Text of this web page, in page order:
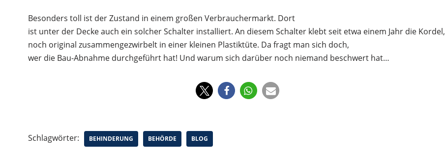
Besonders toll ist der Zustand in einem großen Verbrauchermarkt. Dort
ist unter der Decke auch ein solcher Schalter installiert. An diesem Schalter klebt seit etwa einem Jahr die Kordel,
noch original zusammengezwirbelt in einer kleinen Plastiktüte. Da fragt man sich doch,
wer die Bau-Abnahme durchgeführt hat! Und warum sich darüber noch niemand beschwert hat…
Schlagwörter: BEHINDERUNG BEHÖRDE BLOG